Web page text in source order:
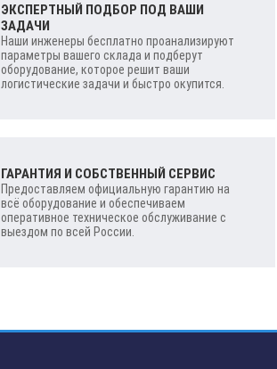
ЭКСПЕРТНЫЙ ПОДБОР ПОД ВАШИ
ЗАДАЧИ
Наши инженеры бесплатно проанализируют
параметры вашего склада и подберут
оборудование, которое решит ваши
логистические задачи и быстро окупится.
ГАРАНТИЯ И СОБСТВЕННЫЙ СЕРВИС
Предоставляем официальную гарантию на
всё оборудование и обеспечиваем
оперативное техническое обслуживание с
выездом по всей России.